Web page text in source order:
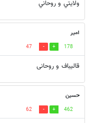
ولايتي و روحاني
امیر
178
47
قالیباف و روحانی
حسین
462
62